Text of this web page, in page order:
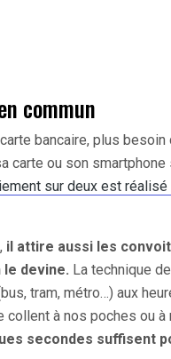
commun
bancaire, plus besoin
carte ou son smartphone
sur deux est réalisé
il attire aussi les
le devine. La technique
tram, métro…) aux
à nos poches ou
secondes suffisent